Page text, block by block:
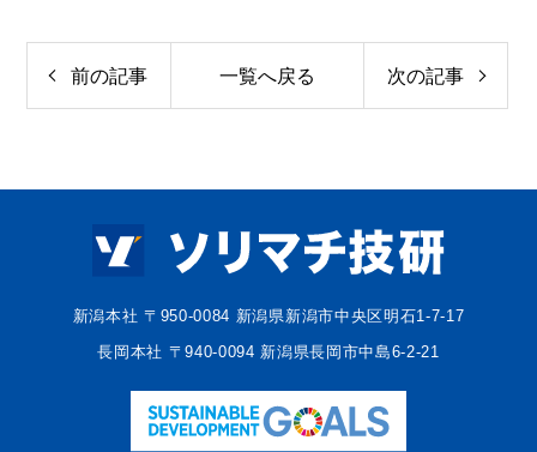
前の記事 一覧へ戻る 次の記事
新潟本社 〒950-0084 新潟県新潟市中央区明石1-7-17
長岡本社 〒940-0094 新潟県長岡市中島6-2-21